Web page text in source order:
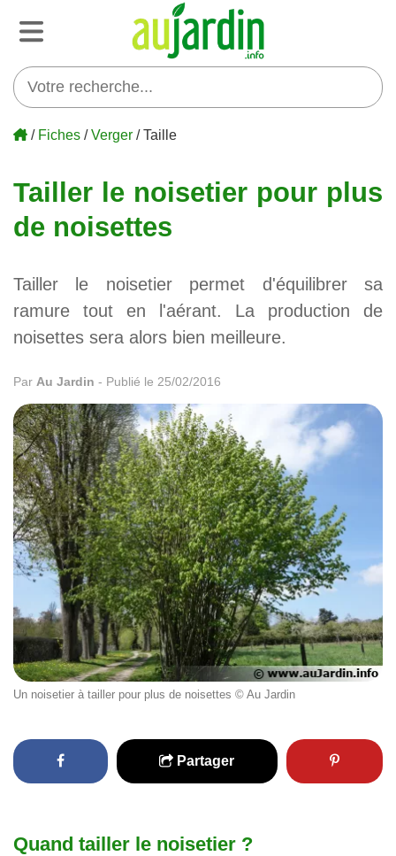
/ Fiches /Verger / Taille
Tailler le noisetier pour plus
de noisettes
Tailler le noisetier permet d'équilibrer sa
ramure tout en l'aérant. La production de
noisettes sera alors bien meilleure.
Par Au Jardin - Publié le 25/02/2016
Un noisetier à tailler pour plus de noisettes © Au Jardin
Partager
Quand tailler le noisetier ?